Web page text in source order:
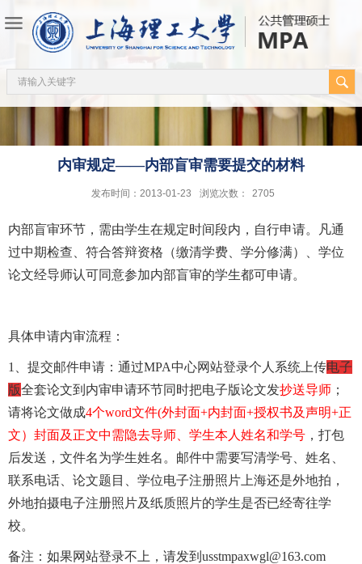
内审规定——内部盲审需要提交的材料
发布时间：2013-01-23 浏览次数： 2705
内部盲审环节，需由学生在规定时间段内，自行申请。凡通
过中期检查、符合答辩资格（缴清学费、学分修满）、学位
论文经导师认可同意参加内部盲审的学生都可申请。
具体申请内审流程：
1 、提交邮件申请：通过MPA中心网站登录个人系统上传电子
版全套论文到内审申请环节同时把电子版论文发抄送导师 ；
请将论文做成4个word文件(外封面+内封面+授权书及声明+正
文）封面及正文中需隐去导师、学生本人姓名和学号 ，打包
后发送，文件名为学生姓名。邮件中需要写清学号、姓名、
联系电话、论文题目、学位电子注册照片上海还是外地拍，
外地拍摄电子注册照片及纸质照片的学生是否已经寄往学
校。
备注：如果网站登录不上，请发到 usstmpaxwgl@163.com